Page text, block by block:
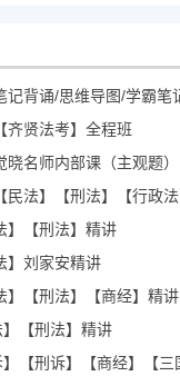
齐贤法考】全程班
名师内部课（主观题）
】【刑法】精讲
】刘家安精讲
】【刑法】【商经】精讲
【刑法】精讲